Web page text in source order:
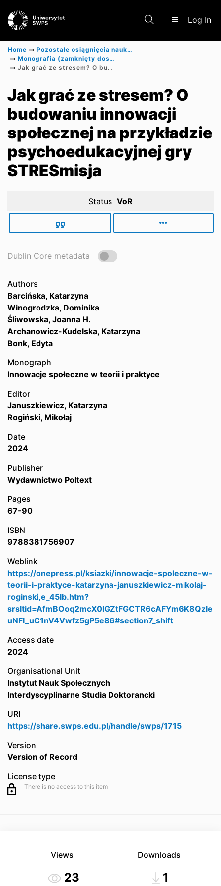
Log In
Communities & Collections
Scientific research results
Home
Pozostałe osiągnięcia naukowe
Monografia (zamknięty dostęp)
Jak grać ze stresem? O budowaniu innowacji społecznej na przykładzie psychoedukacyjnej gry STRESmisja
Jak grać ze stresem? O
budowaniu innowacji
społecznej na przykładzie
psychoedukacyjnej gry
STRESmisja
Status VoR
Dublin Core metadata
Authors
Barcińska, Katarzyna
Winogrodzka, Dominika
Śliwowska, Joanna H.
Archanowicz-Kudelska, Katarzyna
Bonk, Edyta
Monograph
Innowacje społeczne w teorii i praktyce
Editor
Januszkiewicz, Katarzyna
Rogiński, Mikołaj
Date
2024
Publisher
Wydawnictwo Poltext
Pages
67-90
ISBN
9788381756907
Weblink
https://onepress.pl/ksiazki/innowacje-spoleczne-w-
teorii-i-praktyce-katarzyna-januszkiewicz-mikolaj-
roginski,e_45lb.htm?
srsltid=AfmBOoq2mcX0lGZtFGCTR6cAFYm6K8Qzle
uNFI_uC1nV4Vwfz5gP5e86#section7_shift
Access date
2024
Organisational Unit
Instytut Nauk Społecznych
Interdyscyplinarne Studia Doktorancki
URI
https://share.swps.edu.pl/handle/swps/1715
Version
Version of Record
License type
There is no access to this item
Views
23
Downloads
1